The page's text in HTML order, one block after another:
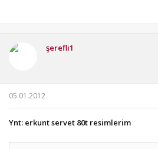
şerefli1
05.01.2012
Ynt: erkunt servet 80t resimlerim